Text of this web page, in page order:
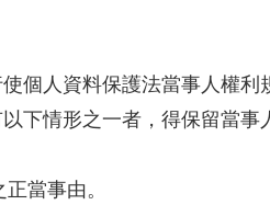
個人資料保護法當事人權
下情形之一者，得保留當事
當事由。